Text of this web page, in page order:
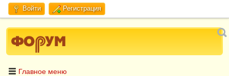
Войти Регистрация
Главное меню